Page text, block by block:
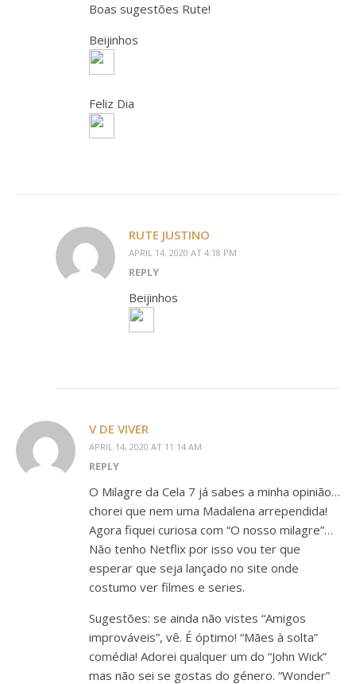
Boas sugestões Rute!
Beijinhos
Feliz Dia
RUTE JUSTINO
APRIL 14, 2020 AT 4:18 PM
REPLY
Beijinhos
V DE VIVER
APRIL 14, 2020 AT 11:14 AM
REPLY
O Milagre da Cela 7 já sabes a minha opinião…
chorei que nem uma Madalena arrependida!
Agora fiquei curiosa com “O nosso milagre”…
Não tenho Netflix por isso vou ter que
esperar que seja lançado no site onde
costumo ver filmes e series.
Sugestões: se ainda não vistes “Amigos
improváveis”, vê. É óptimo! “Mães à solta”
comédia! Adorei qualquer um do “John Wick”
mas não sei se gostas do género. “Wonder”